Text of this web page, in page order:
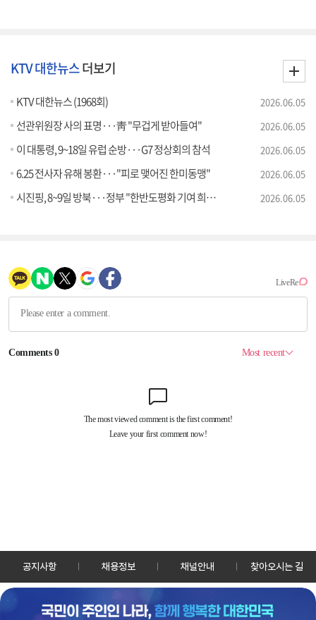
KTV 대한뉴스더보기
KTV 대한뉴스 (1968회) 2026.06.05
선관위원장 사의 표명···靑 "무겁게 받아들여" 2026.06.05
이 대통령, 9~18일 유럽 순방···G7 정상회의 참석 2026.06.05
6.25 전사자 유해 봉환···"피로 맺어진 한미동맹" 2026.06.05
시진핑, 8~9일 방북···정부 "한반도평화 기여 희망" 2026.06.05
공지사항 채용정보 채널안내 찾아오시는 길
30128 세종특별자치시 정부2청사로 13 한국정책방송원 KTV
TEL: 044-204-8000